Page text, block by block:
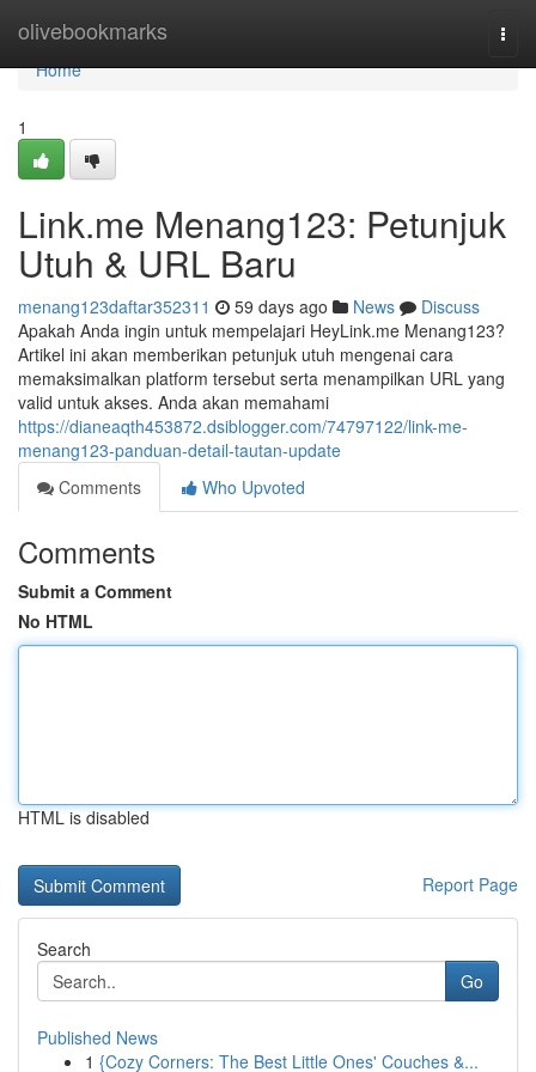
olivebookmarks
Home
Home
1
Link.me Menang123: Petunjuk
Utuh & URL Baru
menang123daftar352311 59 days ago News
Discuss
Apakah Anda ingin untuk mempelajari HeyLink.me Menang123?
Artikel ini akan memberikan petunjuk utuh mengenai cara
memaksimalkan platform tersebut serta menampilkan URL yang
valid untuk akses. Anda akan memahami
https://dianeaqth453872.dsiblogger.com/74797122/link-me-
menang123-panduan-detail-tautan-update
Comments
Who Upvoted
Comments
Submit a Comment
No HTML
HTML is disabled
Report Page
Search
Go
Published News
1 {Cozy Corners: The Best Little Ones' Couches &...